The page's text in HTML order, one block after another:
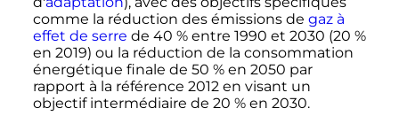
comme la réduction des émissions de gaz à
effet de serre de 40 % entre 1990 et 2030 (20 %
en 2019) ou la réduction de la consommation
énergétique finale de 50 % en 2050 par
rapport à la référence 2012 en visant un
objectif intermédiaire de 20 % en 2030.